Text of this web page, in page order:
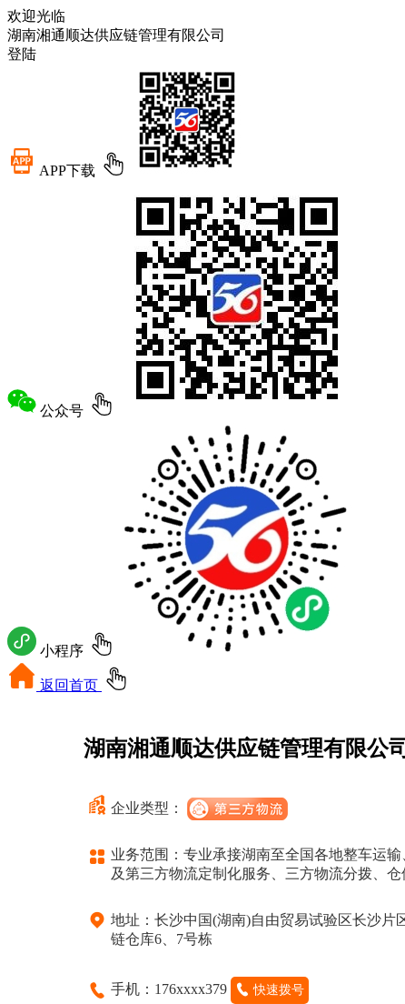
欢迎光临
湖南湘通顺达供应链管理有限公司
登陆
APP下载
公众号
小程序
返回首页
湖南湘通顺达供应链管理有限公司
企业类型：
业务范围：专业承接湖南至全国各地整车运
及第三方物流定制化服务、三方物流分拨、
地址：长沙中国(湖南)自由贸易试验区长沙片
链仓库6、7号栋
手机：176xxxx379 快速拨号